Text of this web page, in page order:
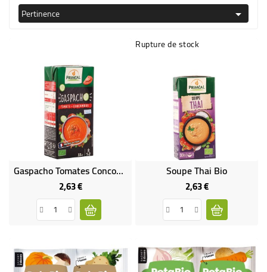
BOISSON
CULTUREL
Pertinence 
Gaspacho Tomates Concombre Bio
2,63 €Prix
Rupture de stock
Soupe Thai Bio
2,63 €Prix